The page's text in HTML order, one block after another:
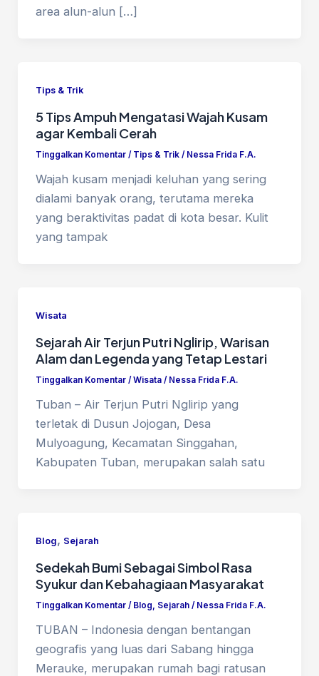
area alun-alun […]
Tips & Trik
5 Tips Ampuh Mengatasi Wajah Kusam
agar Kembali Cerah
Tinggalkan Komentar / Tips & Trik/ Nessa Frida F.A.
Wajah kusam menjadi keluhan yang sering
dialami banyak orang, terutama mereka
yang beraktivitas padat di kota besar. Kulit
yang tampak
Wisata
Sejarah Air Terjun Putri Nglirip, Warisan
Alam dan Legenda yang Tetap Lestari
Tinggalkan Komentar /Wisata/ Nessa Frida F.A.
Tuban – Air Terjun Putri Nglirip yang
terletak di Dusun Jojogan, Desa
Mulyoagung, Kecamatan Singgahan,
Kabupaten Tuban, merupakan salah satu
Blog, Sejarah
Sedekah Bumi Sebagai Simbol Rasa
Syukur dan Kebahagiaan Masyarakat
Tinggalkan Komentar / Blog Sejarah/ Nessa Frida F.A.
TUBAN – Indonesia dengan bentangan
geografis yang luas dari Sabang hingga
Merauke, merupakan rumah bagi ratusan